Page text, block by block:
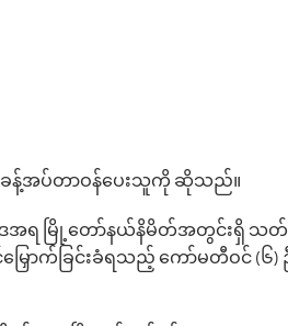
ခန့်အပ်တာဝန်ပေးသူကို ဆိုသည်။
ေအရ မြို့တော်နယ်နိမိတ်အတွင်းရှိ သ
ြှောက်ခြင်းခံရသည့် ကော်မတီဝင် (၆)